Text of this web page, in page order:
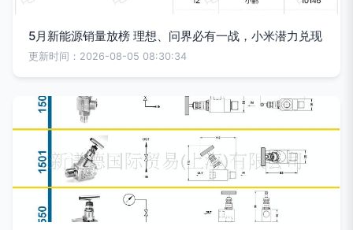
5月新能源销量放榜 理想、问界必有一战，小米潜力兑现
更新时间：2026-08-05 08:30:34